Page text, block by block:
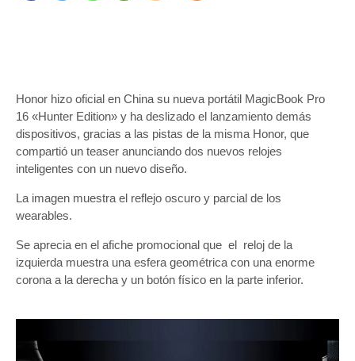
Honor hizo oficial en China su nueva portátil MagicBook Pro
16 «Hunter Edition» y ha deslizado el lanzamiento demás
dispositivos, gracias a las pistas de la misma Honor, que
compartió un teaser anunciando dos nuevos relojes
inteligentes con un nuevo diseño.
La imagen muestra el reflejo oscuro y parcial de los
wearables.
Se aprecia en el afiche promocional que el reloj de la
izquierda muestra una esfera geométrica con una enorme
corona a la derecha y un botón físico en la parte inferior.